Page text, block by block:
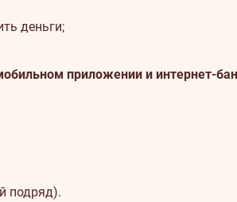
деньги;
приложении и интернет-
подряд).